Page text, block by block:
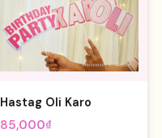
Hastag Oli Karo
85,000₫